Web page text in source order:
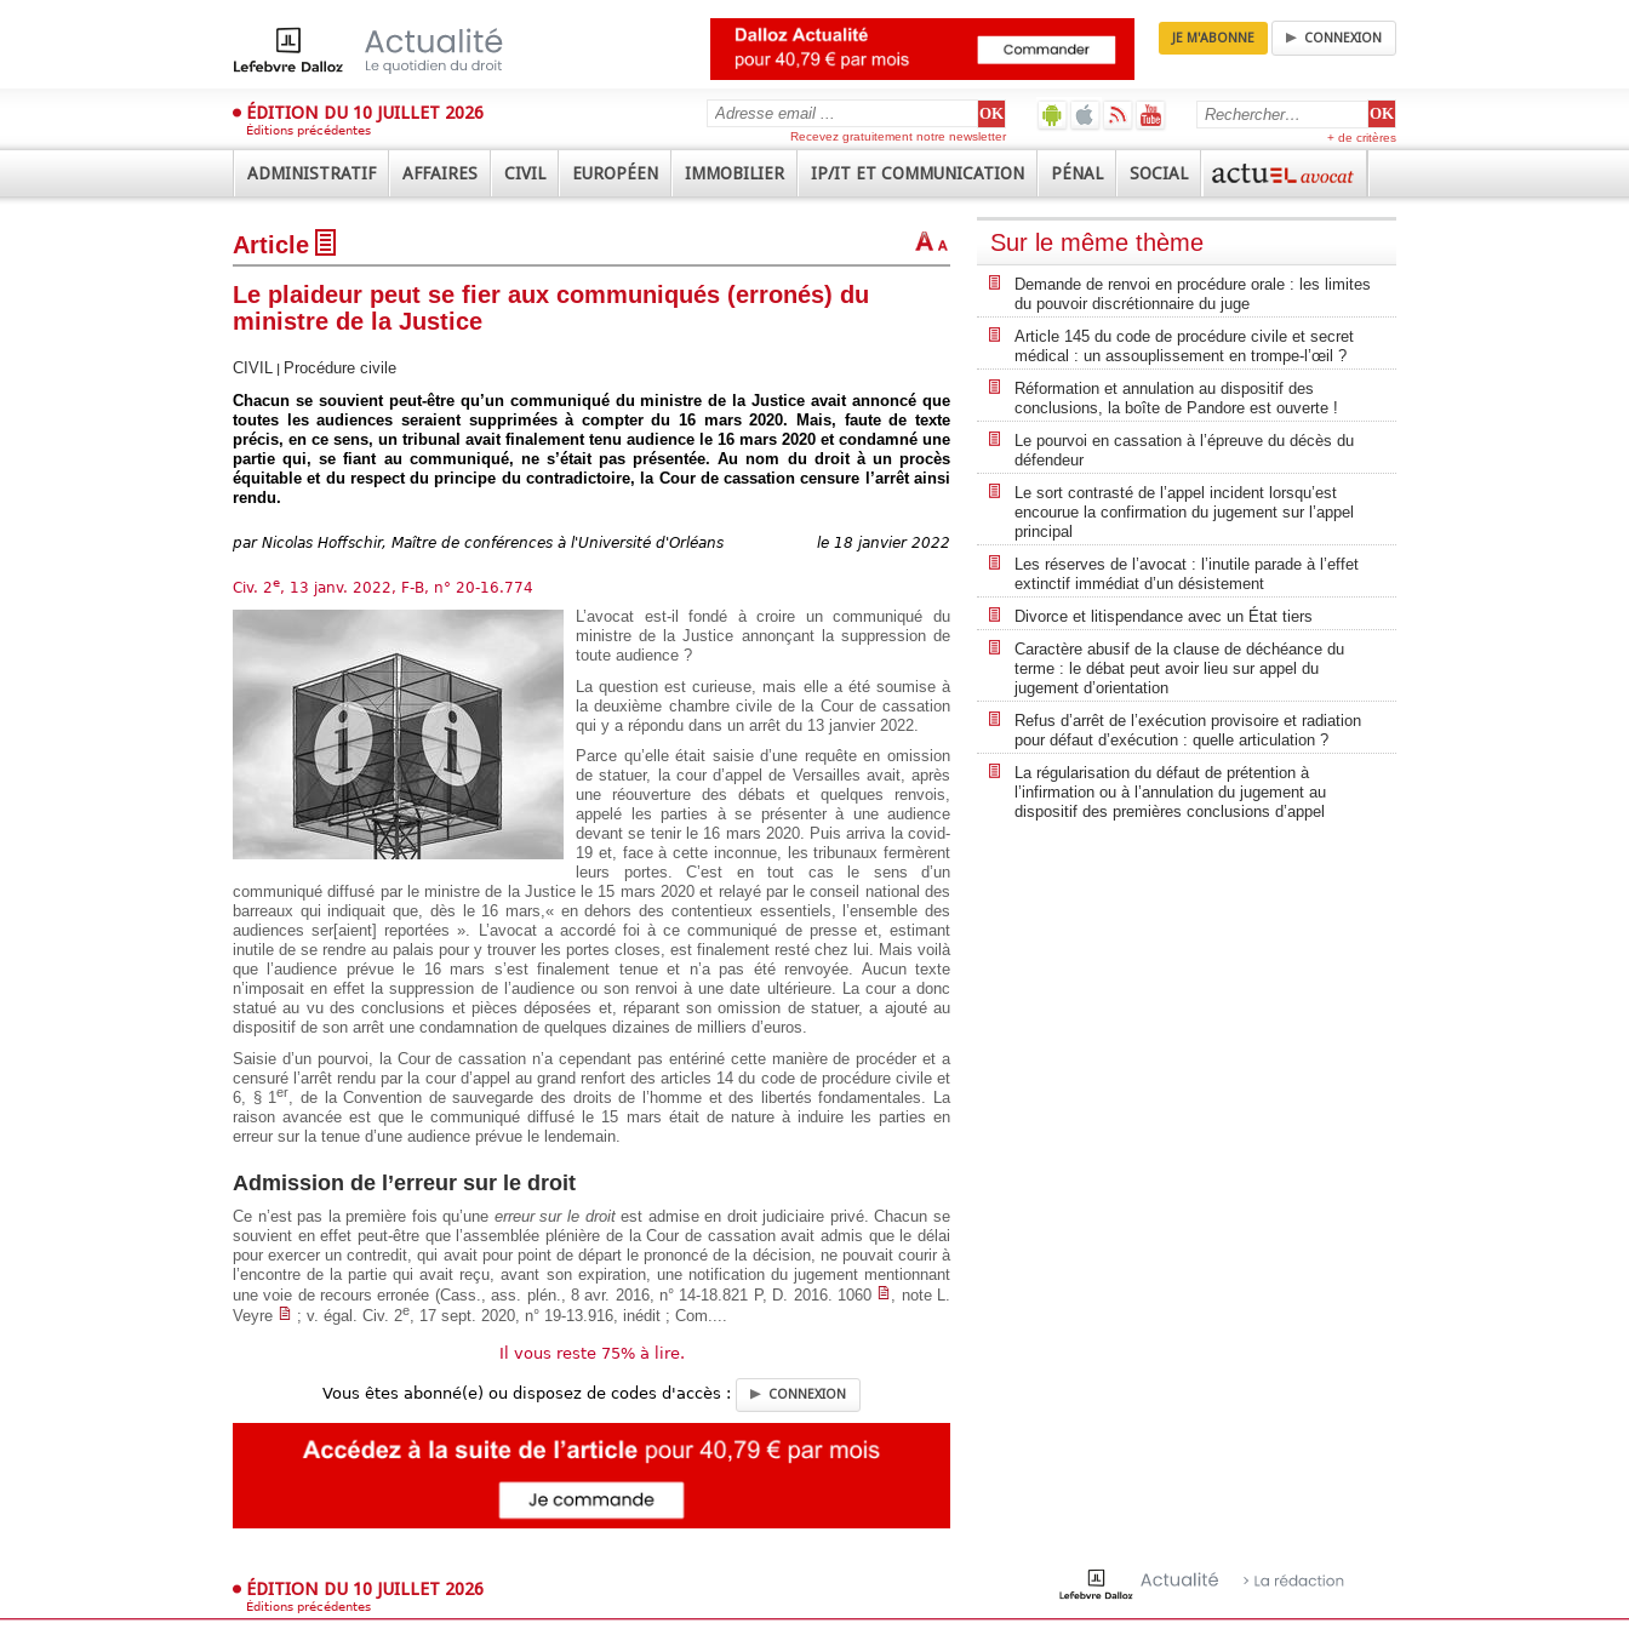
JE M'ABONNE CONNEXION
ÉDITION DU 10 JUILLET 2026
Éditions précédentes
+ de critères
Recevez gratuitement notre newsletter
ADMINISTRATIF AFFAIRES CIVIL EUROPÉEN IMMOBILIER IP/IT ET COMMUNICATION PÉNAL SOCIAL
Article
Le plaideur peut se fier aux communiqués (erronés) du
ministre de la Justice
CIVIL
Procédure civile
Chacun se souvient peut-être qu’un communiqué du ministre de la Justice avait annoncé que
toutes les audiences seraient supprimées à compter du 16 mars 2020. Mais, faute de texte
précis, en ce sens, un tribunal avait finalement tenu audience le 16 mars 2020 et condamné une
partie qui, se fiant au communiqué, ne s’était pas présentée. Au nom du droit à un procès
équitable et du respect du principe du contradictoire, la Cour de cassation censure l’arrêt ainsi
rendu.
par Nicolas Hoffschir, Maître de conférences à l'Université d'Orléans le 18 janvier 2022
Civ. 2e, 13 janv. 2022, F-B, n° 20-16.774
L’avocat est-il fondé à croire un communiqué du
ministre de la Justice annonçant la suppression de
toute audience ?
La question est curieuse, mais elle a été soumise à
la deuxième chambre civile de la Cour de cassation
qui y a répondu dans un arrêt du 13 janvier 2022.
Parce qu’elle était saisie d’une requête en omission
de statuer, la cour d’appel de Versailles avait, après
une réouverture des débats et quelques renvois,
appelé les parties à se présenter à une audience
devant se tenir le 16 mars 2020. Puis arriva la covid-
19 et, face à cette inconnue, les tribunaux fermèrent
leurs portes. C’est en tout cas le sens d’un
communiqué diffusé par le ministre de la Justice le 15 mars 2020 et relayé par le conseil national des
barreaux qui indiquait que, dès le 16 mars,« en dehors des contentieux essentiels, l’ensemble des
audiences ser[aient] reportées ». L’avocat a accordé foi à ce communiqué de presse et, estimant
inutile de se rendre au palais pour y trouver les portes closes, est finalement resté chez lui. Mais voilà
que l’audience prévue le 16 mars s’est finalement tenue et n’a pas été renvoyée. Aucun texte
n’imposait en effet la suppression de l’audience ou son renvoi à une date ultérieure. La cour a donc
statué au vu des conclusions et pièces déposées et, réparant son omission de statuer, a ajouté au
dispositif de son arrêt une condamnation de quelques dizaines de milliers d’euros.
Saisie d’un pourvoi, la Cour de cassation n’a cependant pas entériné cette manière de procéder et a
censuré l’arrêt rendu par la cour d’appel au grand renfort des articles 14 du code de procédure civile et
6, § 1er, de la Convention de sauvegarde des droits de l’homme et des libertés fondamentales. La
raison avancée est que le communiqué diffusé le 15 mars était de nature à induire les parties en
erreur sur la tenue d’une audience prévue le lendemain.
Admission de l’erreur sur le droit
Ce n’est pas la première fois qu’une erreur sur le droitest admise en droit judiciaire privé. Chacun se
souvient en effet peut-être que l’assemblée plénière de la Cour de cassation avait admis que le délai
pour exercer un contredit, qui avait pour point de départ le prononcé de la décision, ne pouvait courir à
l’encontre de la partie qui avait reçu, avant son expiration, une notification du jugement mentionnant
une voie de recours erronée (Cass., ass. plén., 8 avr. 2016, n° 14-18.821 P, D. 2016. 1060
, note L.
Veyre
; v. égal. Civ. 2e, 17 sept. 2020, n° 19-13.916, inédit ; Com....
Il vous reste 75% à lire.
Vous êtes abonné(e) ou disposez de codes d'accès : CONNEXION
Sur le même thème
Demande de renvoi en procédure orale : les limites
du pouvoir discrétionnaire du juge
Article 145 du code de procédure civile et secret
médical : un assouplissement en trompe-l’œil ?
Réformation et annulation au dispositif des
conclusions, la boîte de Pandore est ouverte !
Le pourvoi en cassation à l’épreuve du décès du
défendeur
Le sort contrasté de l’appel incident lorsqu’est
encourue la confirmation du jugement sur l’appel
principal
Les réserves de l’avocat : l’inutile parade à l’effet
extinctif immédiat d’un désistement
Divorce et litispendance avec un État tiers
Caractère abusif de la clause de déchéance du
terme : le débat peut avoir lieu sur appel du
jugement d’orientation
Refus d’arrêt de l’exécution provisoire et radiation
pour défaut d’exécution : quelle articulation ?
La régularisation du défaut de prétention à
l’infirmation ou à l’annulation du jugement au
dispositif des premières conclusions d’appel
ÉDITION DU 10 JUILLET 2026
Éditions précédentes